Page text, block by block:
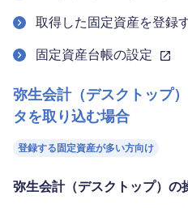
取得した固定資産を登録
固定資産台帳の設定
弥生会計（デスクトップ
タを取り込む場合
登録する固定資産が多い方向け
弥生会計（デスクトップ）の